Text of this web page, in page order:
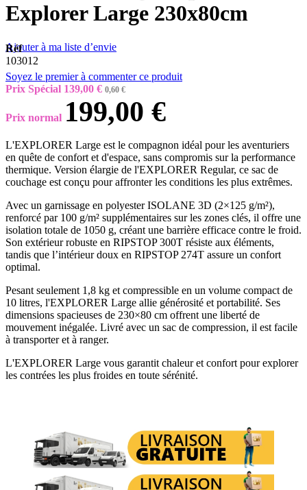
Explorer Large 230x80cm
Ajouter à ma liste d’envie
Réf
103012
Soyez le premier à commenter ce produit
Prix Spécial 139,00 € 0,60 €
Prix normal 199,00 €
L'EXPLORER Large est le compagnon idéal pour les aventuriers
en quête de confort et d'espace, sans compromis sur la performance
thermique. Version élargie de l'EXPLORER Regular, ce sac de
couchage est conçu pour affronter les conditions les plus extrêmes.
Avec un garnissage en polyester ISOLANE 3D (2×125 g/m²),
renforcé par 100 g/m² supplémentaires sur les zones clés, il offre une
isolation totale de 1050 g, créant une barrière efficace contre le froid.
Son extérieur robuste en RIPSTOP 300T résiste aux éléments,
tandis que l’intérieur doux en RIPSTOP 274T assure un confort
optimal.
Pesant seulement 1,8 kg et compressible en un volume compact de
10 litres, l'EXPLORER Large allie générosité et portabilité. Ses
dimensions spacieuses de 230×80 cm offrent une liberté de
mouvement inégalée. Livré avec un sac de compression, il est facile
à transporter et à ranger.
L'EXPLORER Large vous garantit chaleur et confort pour explorer
les contrées les plus froides en toute sérénité.